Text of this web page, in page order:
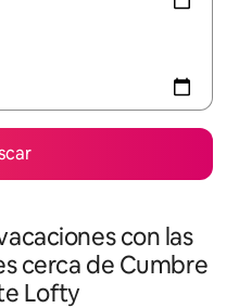
con las
cerca de Cumbre
Lofty